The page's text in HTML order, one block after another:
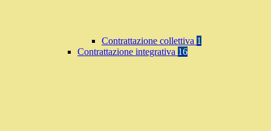
Contrattazione collettiva 1
Contrattazione integrativa 16